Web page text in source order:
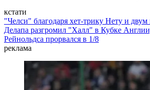
кстати
"Челси" благодаря хет-трику Нету и
Делапа разгромил "Халл" в Кубке
Рейнольдса прорвался в 1/8
реклама